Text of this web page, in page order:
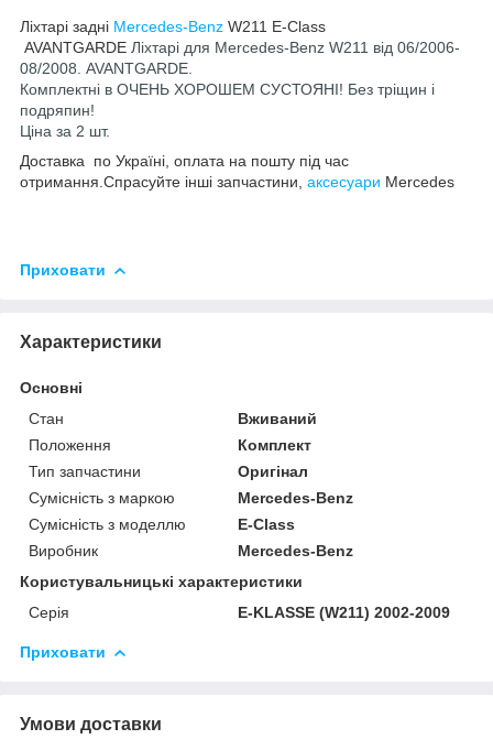
Ліхтарі задні Mercedes-Benz W211 E-Class
AVANTGARDE Ліхтарі для Mercedes-Benz W211 від 06/2006-
08/2008. AVANTGARDE.
Комплектні в ОЧЕНЬ ХОРОШЕМ СУСТОЯНІ! Без тріщин і
подряпин!
Ціна за 2 шт.
Доставка по Україні, оплата на пошту під час
отримання.Спрасуйте інші запчастини, аксесуари Mercedes
Приховати
Характеристики
Основні
Стан
Вживаний
Положення
Комплект
Тип запчастини
Оригінал
Сумісність з маркою
Mercedes-Benz
Сумісність з моделлю
E-Class
Виробник
Mercedes-Benz
Користувальницькі характеристики
Серія
E-KLASSE (W211) 2002-2009
Приховати
Умови доставки